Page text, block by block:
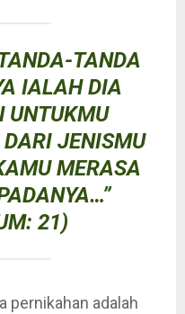
TANDA
IALAH DIA
UNTUKMU
JENISMU
MERASA
21)
pernikahan adalah